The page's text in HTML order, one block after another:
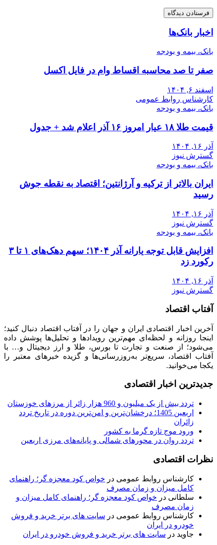
اخبار بانک‌ها
بانک، بیمه و بودجه
صفر تا صد محاسبه اقساط وام در فایل اکسل
اسفند ۶, ۱۴۰۴
کارشناس روابط عمومی
بانک، بیمه و بودجه
قیمت طلا ۱۸ عیار امروز ۱۶ آذر اعلام شد + جدول
آذر ۱۶, ۱۴۰۴
گسترش نیوز
بانک، بیمه و بودجه
ایران بالاتر از ترکیه و آرژانتین؛ اقتصاد به نقطه جوش
رسید
آذر ۱۶, ۱۴۰۴
گسترش نیوز
بانک، بیمه و بودجه
افزایش قابل توجه یارانه آذر ۱۴۰۴؛ سهم دهک‌های ۱ تا ۳
رکورد زد
آذر ۱۶, ۱۴۰۴
گسترش نیوز
آفتاب اقتصاد
آخرین اخبار اقتصادی ایران و جهان را در آفتاب اقتصاد دنبال کنید؛
اینجا روزانه و لحظه‌ای مهم‌ترین رویدادها و تحلیل‌ها پوشش داده
می‌شود؛ از صنعت و تجارت تا بورس، طلا و ارز دیجیتال و… با
آفتاب اقتصاد، سریع‌تر به‌روزرسانی‌ها و گزیده خبرهای معتبر را
یکجا می‌خوانید.
جدیدترین اخبار اقتصادی
تردد بیش از یک میلیون و 960 هزار زائر از مرزهای خوزستان
اربعین 1405؛ درخشان‌ترین و امن‌ترین دوره در تاریخ تردد
زائران
ورود موج تازه گرما به کشور
تردد روان در محورهای شمالی و پایانه‌های مرزی اربعین
نظرات اقتصادی
کارشناس روابط عمومی در خواص کود معجزه گر؛ راهنمای
کامل میزان و زمان مصرف
سلطانی در خواص کود معجزه گر؛ راهنمای کامل میزان و
زمان مصرف
کارشناس روابط عمومی در سایت های برتر خرید و فروش
خودرو در ایران
جاوید در سایت های برتر خرید و فروش خودرو در ایران